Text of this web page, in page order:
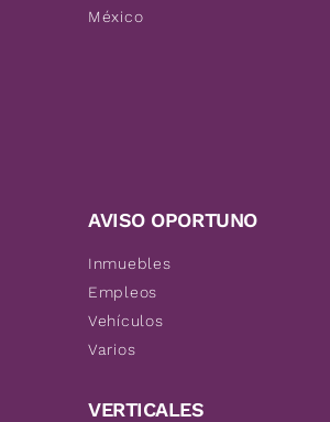
México
AVISO OPORTUNO
Inmuebles
Empleos
Vehículos
Varios
VERTICALES